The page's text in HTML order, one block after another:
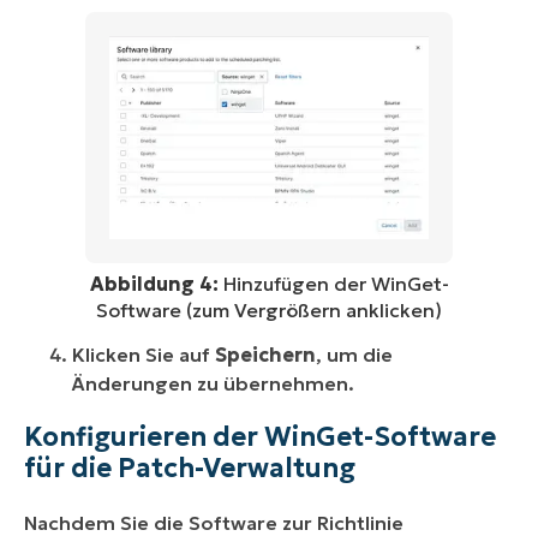
Abbildung 4: Hinzufügen der WinGet-
Software (zum Vergrößern anklicken)
Klicken Sie auf Speichern, um die
Änderungen zu übernehmen.
Konfigurieren der WinGet-Software
für die Patch-Verwaltung
Nachdem Sie die Software zur Richtlinie